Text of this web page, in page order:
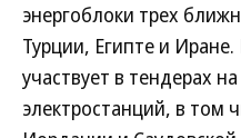
энергоблоки трех
Турции, Египте и
участвует в тендерах
электростанций, в том